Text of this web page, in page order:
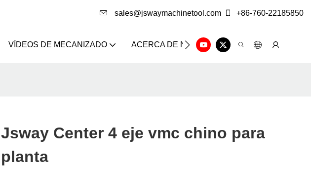
sales@jswaymachinetool.com +86-760-22185850
VÍDEOS DE MECANIZADO ACERCA DE NOSOTROS SOLUCIÓN
Jsway Center 4 eje vmc chino para
planta